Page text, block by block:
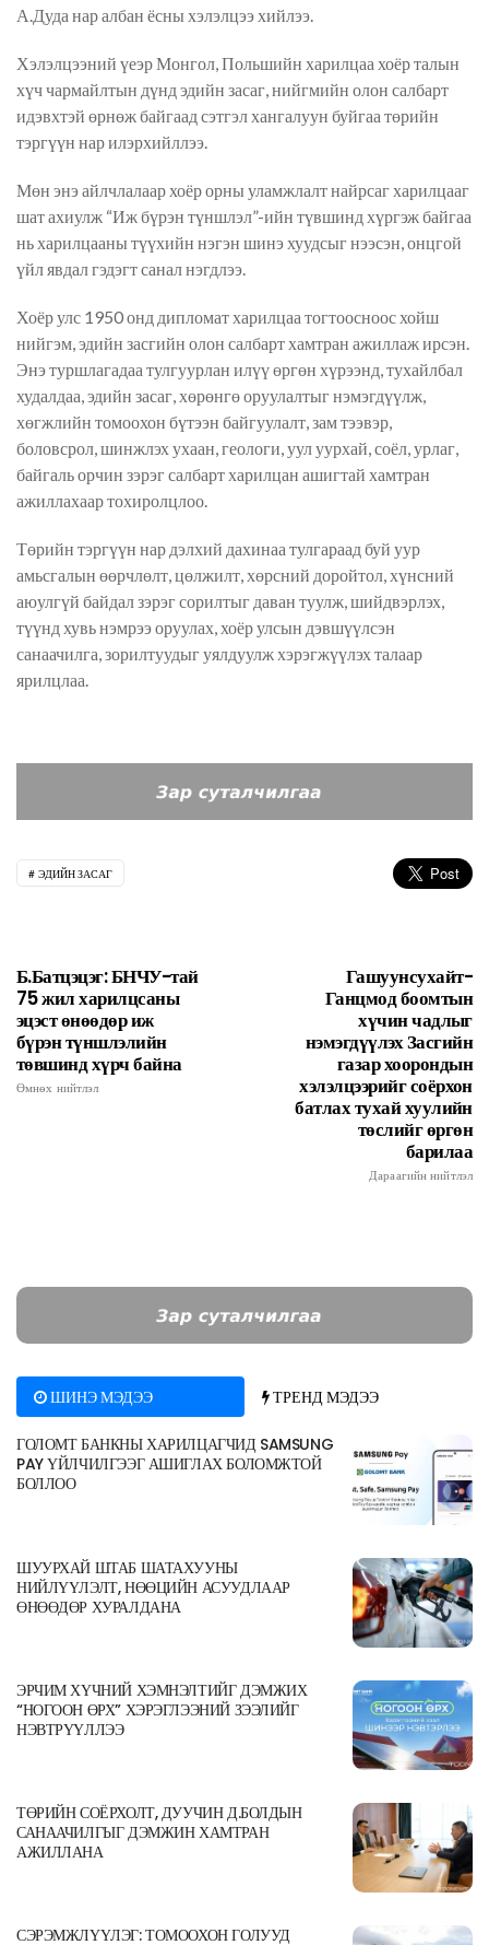
А.Дуда нар албан ёсны хэлэлцээ хийлээ.
Хэлэлцээний үеэр Монгол, Польшийн харилцаа хоёр талын
хүч чармайлтын дүнд эдийн засаг, нийгмийн олон салбарт
идэвхтэй өрнөж байгаад сэтгэл хангалуун буйгаа төрийн
тэргүүн нар илэрхийллээ.
Мөн энэ айлчлалаар хоёр орны уламжлалт найрсаг харилцааг
шат ахиулж “Иж бүрэн түншлэл”-ийн түвшинд хүргэж байгаа
нь харилцааны түүхийн нэгэн шинэ хуудсыг нээсэн, онцгой
үйл явдал гэдэгт санал нэгдлээ.
Хоёр улс 1950 онд дипломат харилцаа тогтоосноос хойш
нийгэм, эдийн засгийн олон салбарт хамтран ажиллаж ирсэн.
Энэ туршлагадаа тулгуурлан илүү өргөн хүрээнд, тухайлбал
худалдаа, эдийн засаг, хөрөнгө оруулалтыг нэмэгдүүлж,
хөгжлийн томоохон бүтээн байгуулалт, зам тээвэр,
боловсрол, шинжлэх ухаан, геологи, уул уурхай, соёл, урлаг,
байгаль орчин зэрэг салбарт харилцан ашигтай хамтран
ажиллахаар тохиролцлоо.
Төрийн тэргүүн нар дэлхий дахинаа тулгараад буй уур
амьсгалын өөрчлөлт, цөлжилт, хөрсний доройтол, хүнсний
аюулгүй байдал зэрэг сорилтыг даван туулж, шийдвэрлэх,
түүнд хувь нэмрээ оруулах, хоёр улсын дэвшүүлсэн
санаачилга, зорилтуудыг уялдуулж хэрэгжүүлэх талаар
ярилцлаа.
ЭДИЙН ЗАСАГ
Б.Батцэцэг: БНЧУ-тай
75 жил харилцсаны
эцэст өнөөдөр иж
бүрэн түншлэлийн
төвшинд хүрч байна
Өмнөх нийтлэл
Гашуунсухайт-
Ганцмод боомтын
хүчин чадлыг
нэмэгдүүлэх Засгийн
газар хоорондын
хэлэлцээрийг соёрхон
батлах тухай хуулийн
төслийг өргөн
барилаа
Дараагийн нийтлэл
ШИНЭ МЭДЭЭ ТРЕНД МЭДЭЭ
ГОЛОМТ БАНКНЫ ХАРИЛЦАГЧИД SAMSUNG
PAY ҮЙЛЧИЛГЭЭГ АШИГЛАХ БОЛОМЖТОЙ
БОЛЛОО
ШУУРХАЙ ШТАБ ШАТАХУУНЫ
НИЙЛҮҮЛЭЛТ, НӨӨЦИЙН АСУУДЛААР
ӨНӨӨДӨР ХУРАЛДАНА
ЭРЧИМ ХҮЧНИЙ ХЭМНЭЛТИЙГ ДЭМЖИХ
“НОГООН ӨРХ” ХЭРЭГЛЭЭНИЙ ЗЭЭЛИЙГ
НЭВТРҮҮЛЛЭЭ
ТӨРИЙН СОЁРХОЛТ, ДУУЧИН Д.БОЛДЫН
САНААЧИЛГЫГ ДЭМЖИН ХАМТРАН
АЖИЛЛАНА
СЭРЭМЖЛҮҮЛЭГ: ТОМООХОН ГОЛУУД